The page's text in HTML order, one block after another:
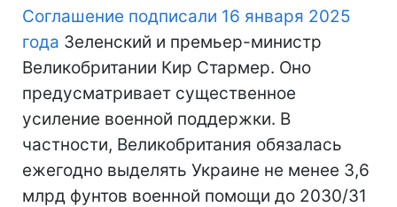
Соглашение подписали 16 января 2025
года Зеленский и премьер-министр
Великобритании Кир Стармер. Оно
предусматривает существенное
усиление военной поддержки. В
частности, Великобритания обязалась
ежегодно выделять Украине не менее 3,6
млрд фунтов военной помощи до 2030/31